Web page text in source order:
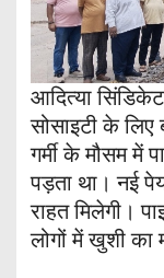
आदित्या
सोसाइटी के लिए
गर्मी के मौसम में
पड़ता था। नई
राहत मिलेगी।
लोगों में खुशी का